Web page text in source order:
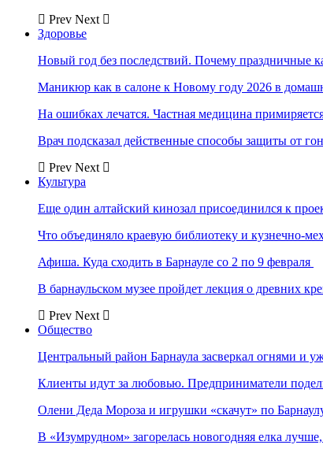
Prev Next
Здоровье
Новый год без последствий. Почему праздничные
Маникюр как в салоне к Новому году 2026 в
На ошибках лечатся. Частная медицина
Врач подсказал действенные способы защиты от
Prev Next
Культура
Еще один алтайский кинозал присоединился к
Что объединяло краевую библиотеку и кузнечно-
Афиша. Куда сходить в Барнауле со 2 по 9 февраля
В барнаульском музее пройдет лекция о древних
Prev Next
Общество
Центральный район Барнаула засверкал огнями и
Клиенты идут за любовью. Предприниматели
Олени Деда Мороза и игрушки «скачут» по
В «Изумрудном» загорелась новогодняя елка